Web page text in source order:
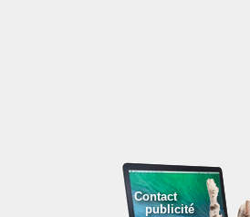
Contact
publicité